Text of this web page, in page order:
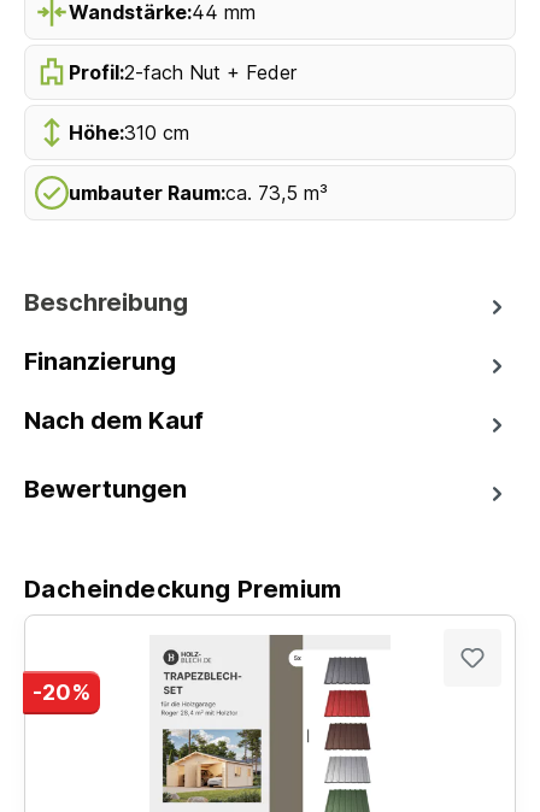
Wandstärke:44 mm
Profil:2-fach Nut + Feder
Höhe:310 cm
umbauter Raum:ca. 73,5 m³
Beschreibung
Finanzierung
Nach dem Kauf
Bewertungen
Dacheindeckung Premium
-20%